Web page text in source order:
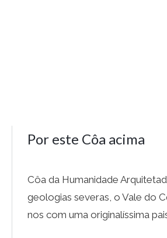
Por este Côa acima
Côa da Humanidade
geologias severas, o Vale do
nos com uma originalíssima